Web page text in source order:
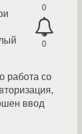
0
0
работа со
ввод